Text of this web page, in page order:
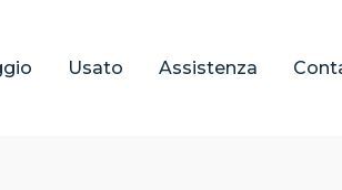
Usato Assistenza